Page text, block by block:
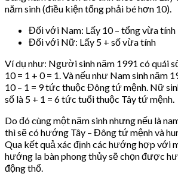
năm sinh (điều kiện tổng phải bé hơn 10).
Đối với Nam: Lấy 10 – tổng vừa tính
Đối với Nữ: Lấy 5 + số vừa tính
Ví dụ như: Người sinh năm 1991 có quái
10 = 1 + 0 = 1. Và nếu như Nam sinh năm
10 – 1 = 9 tức thuộc Đông tứ mệnh. Nữ
số là 5 + 1 = 6 tức tuổi thuộc Tây tứ mệnh.
Do đó cùng một năm sinh nhưng nếu là
thì sẽ có hướng Tây – Đông tứ mệnh và
Qua kết quả xác định các hướng hợp với
hướng la bàn phong thủy sẽ chọn được
động thổ.